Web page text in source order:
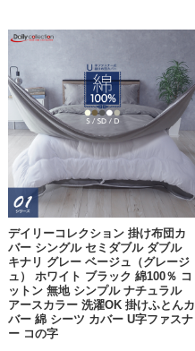
デイリーコレクション 掛け布団カ
バー シングル セミダブル ダブル
キナリ グレー ベージュ（グレージ
ュ） ホワイト ブラック 綿100％ コ
ットン 無地 シンプル ナチュラル
アースカラー 洗濯OK 掛けふとんカ
バー 綿 シーツ カバー U字ファスナ
ー コの字